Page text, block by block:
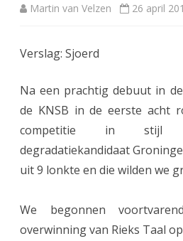
Martin van Velzen 26 april
Verslag: Sjoerd
Na een prachtig debuut in
de KNSB in de eerste acht
competitie in stijl
degradatiekandidaat
uit 9 lonkte en die wilden we
We begonnen
overwinning van Rieks Taal